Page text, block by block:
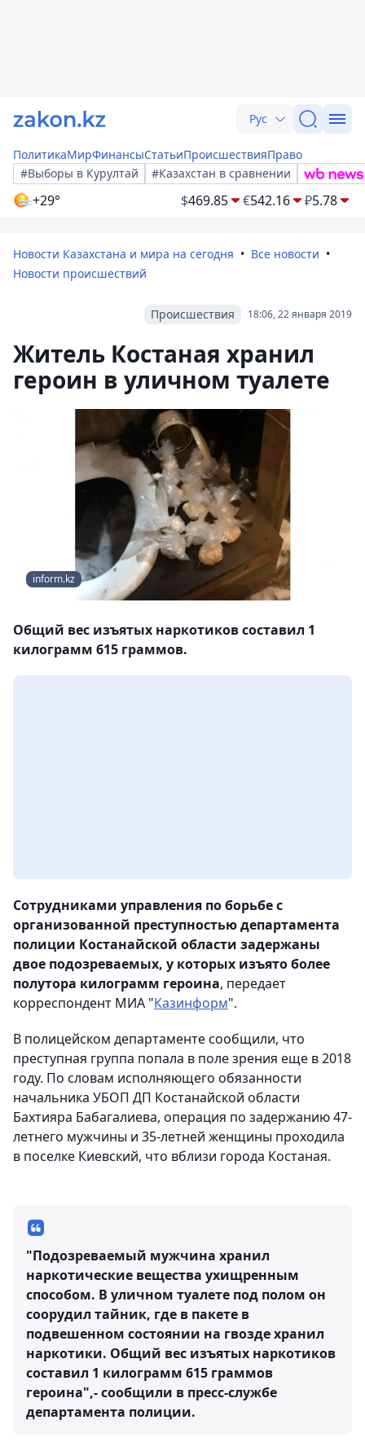
Рус
ПолитикаМирФинансыСтатьиПроисшествияПраво
#Выборы в Курултай
#Казахстан в сравнении
+29° $469.85 €542.16 ₽5.78
Новости Казахстана и мира на сегодня
Все новости
Новости происшествий
18:06, 22 января 2019
Происшествия
Житель Костаная хранил
героин в уличном туалете
inform.kz
Общий вес изъятых наркотиков составил 1
килограмм 615 граммов.
Сотрудниками управления по борьбе с
организованной преступностью департамента
полиции Костанайской области задержаны
двое подозреваемых, у которых изъято более
полутора килограмм героина, передает
корреспондент МИА "Казинформ".
В полицейском департаменте сообщили, что
преступная группа попала в поле зрения еще в 2018
году. По словам исполняющего обязанности
начальника УБОП ДП Костанайской области
Бахтияра Бабагалиева, операция по задержанию 47-
летнего мужчины и 35-летней женщины проходила
в поселке Киевский, что вблизи города Костаная.
"Подозреваемый мужчина хранил
наркотические вещества ухищренным
способом. В уличном туалете под полом он
соорудил тайник, где в пакете в
подвешенном состоянии на гвозде хранил
наркотики. Общий вес изъятых наркотиков
составил 1 килограмм 615 граммов
героина",- сообщили в пресс-службе
департамента полиции.